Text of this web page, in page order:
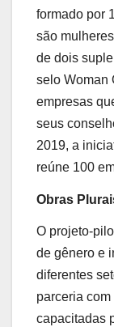
formado por
são
de dois
selo Woman
empresas
seus
2019, a
reúne 100
Obras
O projeto-
de gênero e
diferentes
parceria
capacitadas